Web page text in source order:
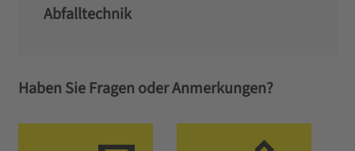
Abfalltechnik
Haben Sie Fragen oder Anmerkungen?